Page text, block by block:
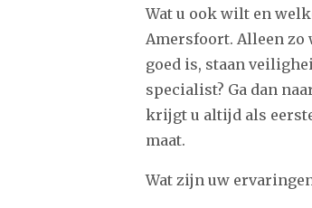
Wat u ook wilt en
Amersfoort. Alleen zo
goed is, staan
specialist? Ga dan
krijgt u altijd als
maat.
Wat zijn uw